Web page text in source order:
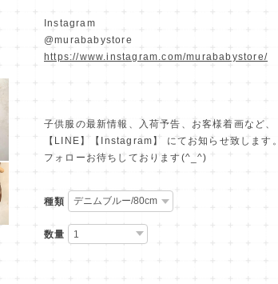
Instagram
@murababystore
https://www.instagram.com/murababystore/
子供服の最新情報、入荷予告、お客様着画など、
【LINE】【Instagram】 にてお知らせ致します。
フォローお待ちしております(^_^)
種類
数量